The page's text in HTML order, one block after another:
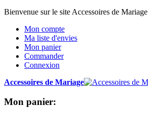
Bienvenue sur le site Accessoires de Mariage
Mon compte
Ma liste d'envies
Mon panier
Commander
Connexion
Accessoires de Mariage
Mon panier: